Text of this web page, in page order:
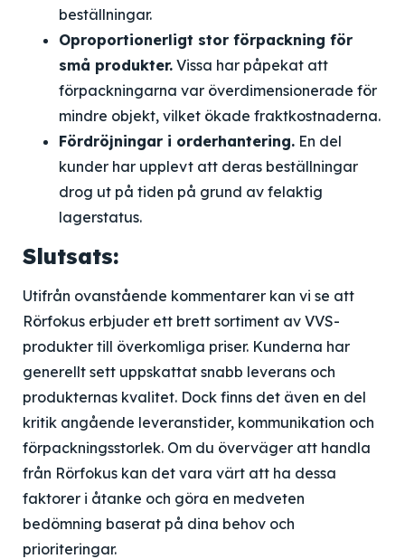
beställningar.
Oproportionerligt stor förpackning för
små produkter. Vissa har påpekat att
förpackningarna var överdimensionerade för
mindre objekt, vilket ökade fraktkostnaderna.
Fördröjningar i orderhantering. En del
kunder har upplevt att deras beställningar
drog ut på tiden på grund av felaktig
lagerstatus.
Slutsats:
Utifrån ovanstående kommentarer kan vi se att
Rörfokus erbjuder ett brett sortiment av VVS-
produkter till överkomliga priser. Kunderna har
generellt sett uppskattat snabb leverans och
produkternas kvalitet. Dock finns det även en del
kritik angående leveranstider, kommunikation och
förpackningsstorlek. Om du överväger att handla
från Rörfokus kan det vara värt att ha dessa
faktorer i åtanke och göra en medveten
bedömning baserat på dina behov och
prioriteringar.